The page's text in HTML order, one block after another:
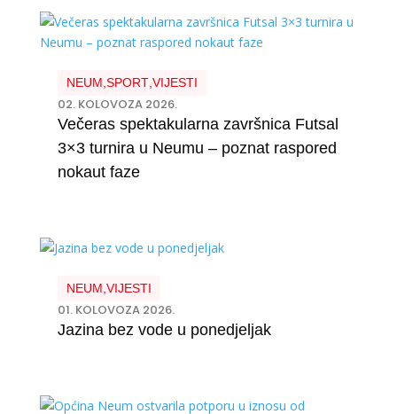
NEUM SPORT, VIJESTI
02. KOLOVOZA 2026.
Večeras spektakularna završnica Futsal
3×3 turnira u Neumu – poznat raspored
nokaut faze
NEUM VIJESTI
01. KOLOVOZA 2026.
Jazina bez vode u ponedjeljak